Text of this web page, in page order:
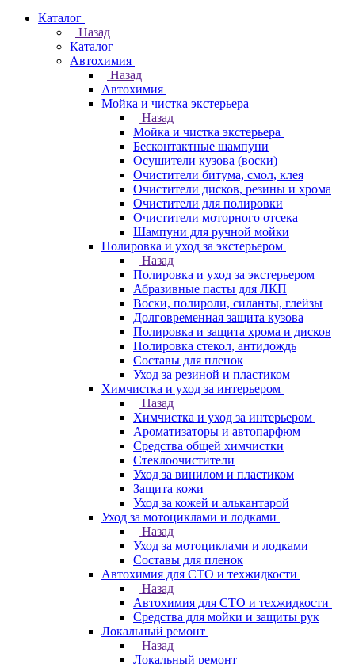
Каталог
Назад
Каталог
Автохимия
Назад
Автохимия
Мойка и чистка экстерьера
Назад
Мойка и чистка экстерьера
Бесконтактные шампуни
Осушители кузова (воски)
Очистители битума, смол, клея
Очистители дисков, резины и хрома
Очистители для полировки
Очистители моторного отсека
Шампуни для ручной мойки
Полировка и уход за экстерьером
Назад
Полировка и уход за экстерьером
Абразивные пасты для ЛКП
Воски, полироли, силанты, глейзы
Долговременная защита кузова
Полировка и защита хрома и дисков
Полировка стекол, антидождь
Составы для пленок
Уход за резиной и пластиком
Химчистка и уход за интерьером
Назад
Химчистка и уход за интерьером
Ароматизаторы и автопарфюм
Средства общей химчистки
Стеклоочистители
Уход за винилом и пластиком
Защита кожи
Уход за кожей и алькантарой
Уход за мотоциклами и лодками
Назад
Уход за мотоциклами и лодками
Составы для пленок
Автохимия для СТО и техжидкости
Назад
Автохимия для СТО и техжидкости
Средства для мойки и защиты рук
Локальный ремонт
Назад
Локальный ремонт